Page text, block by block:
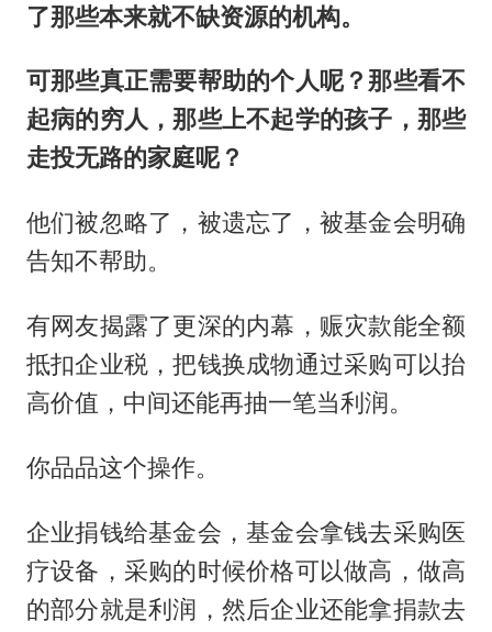
了那些本来就不缺资源的机构。
可那些真正需要帮助的个人呢？那些看不
起病的穷人，那些上不起学的孩子，那些
走投无路的家庭呢？
他们被忽略了，被遗忘了，被基金会明确
告知不帮助。
有网友揭露了更深的内幕，赈灾款能全额
抵扣企业税，把钱换成物通过采购可以抬
高价值，中间还能再抽一笔当利润。
你品品这个操作。
企业捐钱给基金会，基金会拿钱去采购医
疗设备，采购的时候价格可以做高，做高
的部分就是利润，然后企业还能拿捐款去